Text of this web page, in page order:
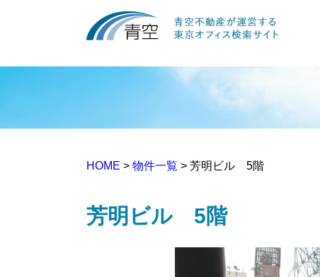
HOME > 物件一覧 > 芳明ビル 5階
芳明ビル 5階